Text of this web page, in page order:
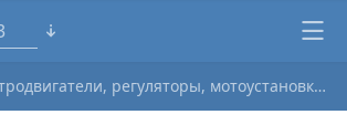
регуляторы, мотоустановки